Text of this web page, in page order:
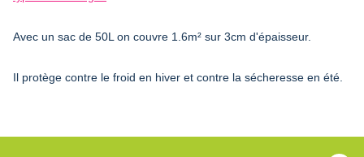
Avec un sac de 50L on couvre 1.6m² sur 3cm d'épaisseur.
Il protège contre le froid en hiver et contre la sécheresse en été.